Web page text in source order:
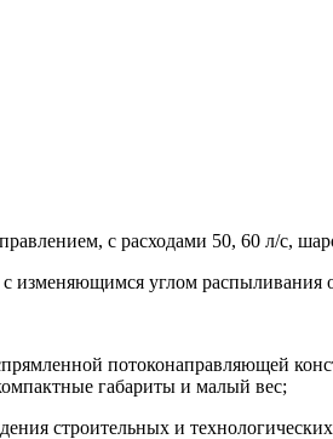
с расходами 50, 60 л/с,
изменяющимся углом распыливания
потоконаправляющей
габариты и малый вес;
строительных и